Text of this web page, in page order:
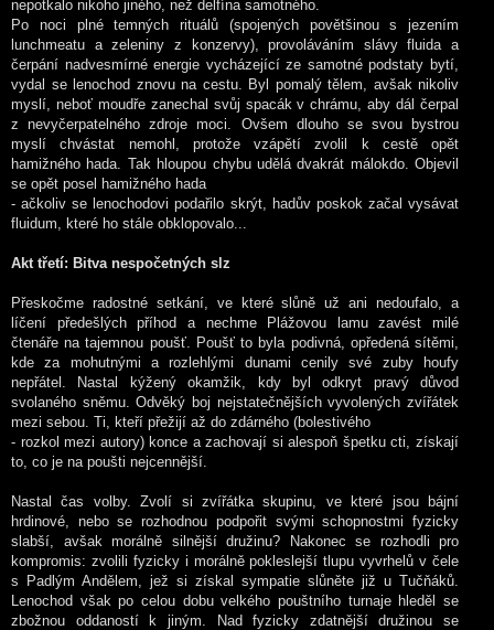
nepotkalo nikoho jiného, než delfína samotného.
Po noci plné temných rituálů (spojených povětšinou s jezením
lunchmeatu a zeleniny z konzervy), provoláváním slávy fluida a
čerpání nadvesmírné energie vycházející ze samotné podstaty bytí,
vydal se lenochod znovu na cestu. Byl pomalý tělem, avšak nikoliv
myslí, neboť moudře zanechal svůj spacák v chrámu, aby dál čerpal
z nevyčerpatelného zdroje moci. Ovšem dlouho se svou bystrou
myslí chvástat nemohl, protože vzápětí zvolil k cestě opět
hamižného hada. Tak hloupou chybu udělá dvakrát málokdo. Objevil
se opět posel hamižného hada
- ačkoliv se lenochodovi podařilo skrýt, hadův poskok začal vysávat
fluidum, které ho stále obklopovalo...
Akt třetí: Bitva nespočetných slz
Přeskočme radostné setkání, ve které slůně už ani nedoufalo, a
líčení předešlých příhod a nechme Plážovou lamu zavést milé
čtenáře na tajemnou poušť. Poušť to byla podivná, opředená sítěmi,
kde za mohutnými a rozlehlými dunami cenily své zuby houfy
nepřátel. Nastal kýžený okamžik, kdy byl odkryt pravý důvod
svolaného sněmu. Odvěký boj nejstatečnějších vyvolených zvířátek
mezi sebou. Ti, kteří přežijí až do zdárného (bolestivého
- rozkol mezi autory) konce a zachovají si alespoň špetku cti, získají
to, co je na poušti nejcennější.
Nastal čas volby. Zvolí si zvířátka skupinu, ve které jsou bájní
hrdinové, nebo se rozhodnou podpořit svými schopnostmi fyzicky
slabší, avšak morálně silnější družinu? Nakonec se rozhodli pro
kompromis: zvolili fyzicky i morálně pokleslejší tlupu vyvrhelů v čele
s Padlým Andělem, jež si získal sympatie slůněte již u Tučňáků.
Lenochod však po celou dobu velkého pouštního turnaje hleděl se
zbožnou oddaností k jiným. Nad fyzicky zdatnější družinou se